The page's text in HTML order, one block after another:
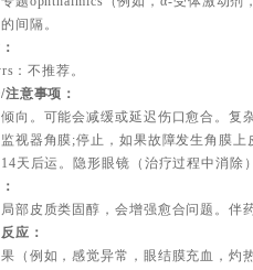
间隔。
：不推荐。
注意事项：
向。可能会减缓或延迟伤口愈合。复
视器角膜;停止，如果故障发生角膜
天后运。隐形眼镜（治疗过程中消除
部皮质类固醇，会增强愈合问题。伴
应：
（例如，感觉异常，眼结膜充血，灼